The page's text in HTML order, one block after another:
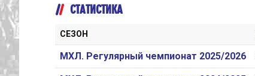
ХК Капитан
СТАТИСТИКА
СЕЗОН
МХЛ. Регулярный чемпионат 2025/2026